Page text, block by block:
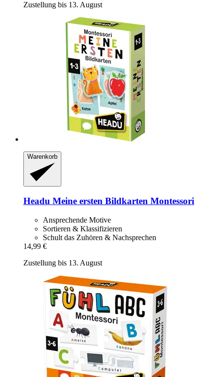
Zustellung bis 13. August
Warenkorb
Headu Meine ersten Bildkarten Montessori
Ansprechende Motive
Sortieren & Klassifizieren
Schult das Zuhören & Nachsprechen
14,99 €
Zustellung bis 13. August